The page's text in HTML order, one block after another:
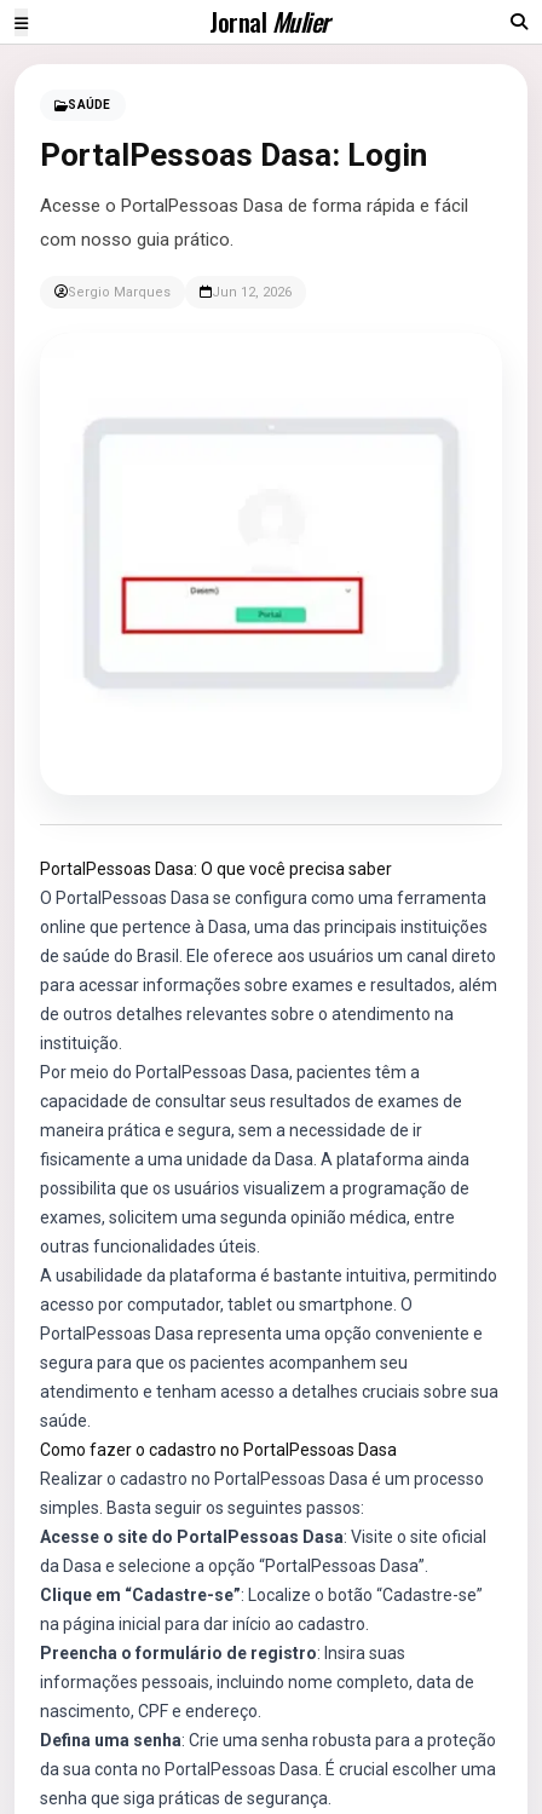
JornalMulier
SAÚDE
PortalPessoas Dasa: Login
Acesse o PortalPessoas Dasa de forma rápida e fácil
com nosso guia prático.
Sergio Marques Jun 12, 2026
PortalPessoas Dasa: O que você precisa saber
O PortalPessoas Dasa se configura como uma ferramenta
online que pertence à Dasa, uma das principais instituições
de saúde do Brasil. Ele oferece aos usuários um canal direto
para acessar informações sobre exames e resultados, além
de outros detalhes relevantes sobre o atendimento na
instituição.
Por meio do PortalPessoas Dasa, pacientes têm a
capacidade de consultar seus resultados de exames de
maneira prática e segura, sem a necessidade de ir
fisicamente a uma unidade da Dasa. A plataforma ainda
possibilita que os usuários visualizem a programação de
exames, solicitem uma segunda opinião médica, entre
outras funcionalidades úteis.
A usabilidade da plataforma é bastante intuitiva, permitindo
acesso por computador, tablet ou smartphone. O
PortalPessoas Dasa representa uma opção conveniente e
segura para que os pacientes acompanhem seu
atendimento e tenham acesso a detalhes cruciais sobre sua
saúde.
Como fazer o cadastro no PortalPessoas Dasa
Realizar o cadastro no PortalPessoas Dasa é um processo
simples. Basta seguir os seguintes passos:
Acesse o site do PortalPessoas Dasa: Visite o site oficial
da Dasa e selecione a opção “PortalPessoas Dasa”.
Clique em “Cadastre-se”: Localize o botão “Cadastre-se”
na página inicial para dar início ao cadastro.
Preencha o formulário de registro: Insira suas
informações pessoais, incluindo nome completo, data de
nascimento, CPF e endereço.
Defina uma senha: Crie uma senha robusta para a proteção
da sua conta no PortalPessoas Dasa. É crucial escolher uma
senha que siga práticas de segurança.